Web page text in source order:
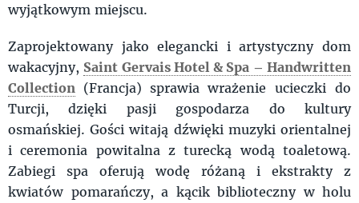
wyjątkowym miejscu.
Zaprojektowany jako elegancki i artystyczny dom
wakacyjny, Saint Gervais Hotel & Spa – Handwritten
Collection (Francja) sprawia wrażenie ucieczki do
Turcji, dzięki pasji gospodarza do kultury
osmańskiej. Gości witają dźwięki muzyki orientalnej
i ceremonia powitalna z turecką wodą toaletową.
Zabiegi spa oferują wodę różaną i ekstrakty z
kwiatów pomarańczy, a kącik biblioteczny w holu